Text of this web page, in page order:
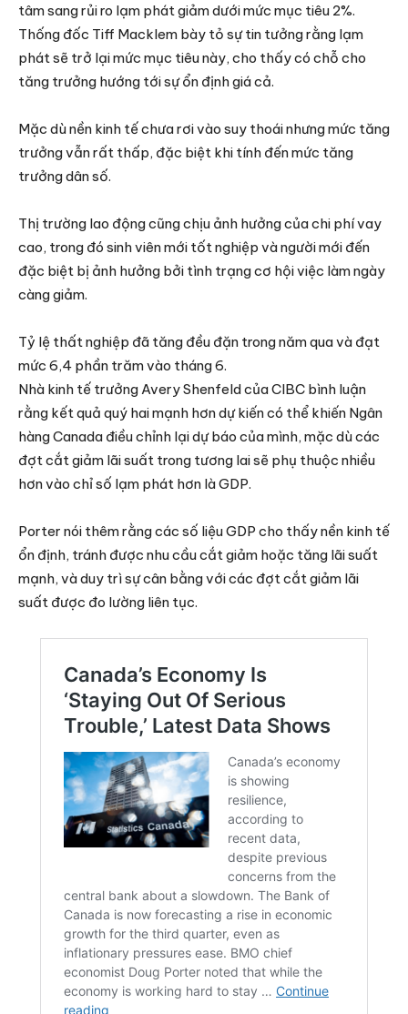
tâm sang rủi ro lạm phát giảm dưới mức mục tiêu 2%.
Thống đốc Tiff Macklem bày tỏ sự tin tưởng rằng lạm
phát sẽ trở lại mức mục tiêu này, cho thấy có chỗ cho
tăng trưởng hướng tới sự ổn định giá cả.
Mặc dù nền kinh tế chưa rơi vào suy thoái nhưng mức tăng
trưởng vẫn rất thấp, đặc biệt khi tính đến mức tăng
trưởng dân số.
Thị trường lao động cũng chịu ảnh hưởng của chi phí vay
cao, trong đó sinh viên mới tốt nghiệp và người mới đến
đặc biệt bị ảnh hưởng bởi tình trạng cơ hội việc làm ngày
càng giảm.
Tỷ lệ thất nghiệp đã tăng đều đặn trong năm qua và đạt
mức 6,4 phần trăm vào tháng 6.
Nhà kinh tế trưởng Avery Shenfeld của CIBC bình luận
rằng kết quả quý hai mạnh hơn dự kiến có thể khiến Ngân
hàng Canada điều chỉnh lại dự báo của mình, mặc dù các
đợt cắt giảm lãi suất trong tương lai sẽ phụ thuộc nhiều
hơn vào chỉ số lạm phát hơn là GDP.
Porter nói thêm rằng các số liệu GDP cho thấy nền kinh tế
ổn định, tránh được nhu cầu cắt giảm hoặc tăng lãi suất
mạnh, và duy trì sự cân bằng với các đợt cắt giảm lãi
suất được đo lường liên tục.